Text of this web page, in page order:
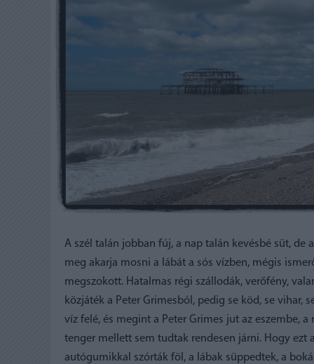
A szél talán jobban fúj, a nap talán kevésbé süt, de
meg akarja mosni a lábát a sós vízben, mégis
megszokott. Hatalmas régi szállodák, verőfény,
közjáték a Peter Grimesból, pedig se köd, se vihar,
víz felé, és megint a Peter Grimes jut az eszembe,
tenger mellett sem tudtak rendesen járni. Hogy ezt
autógumikkal szórták föl, a lábak süppedtek, a